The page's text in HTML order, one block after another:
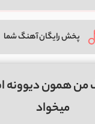
پخش رایگان آهنگ شما
من همون دیوونه
میخواد